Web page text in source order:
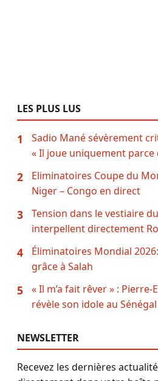
LES PLUS LUS
1
Sadio Mané sévèrement
« Il joue uniquement parce
2
Eliminatoires Coupe du
Niger – Congo en direct
3
Tension dans le vestiaire
interpellent directement
4
Éliminatoires Mondial
grâce à Salah
5
« Il m’a fait rêver » :
révèle son idole au Sénégal
NEWSLETTER
Recevez les dernières